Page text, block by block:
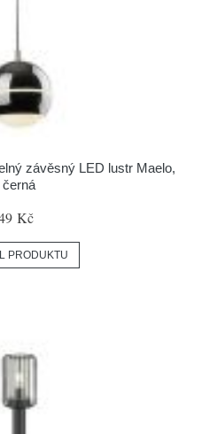
závěsný LED lustr Maelo,
černá
Kč
PRODUKTU